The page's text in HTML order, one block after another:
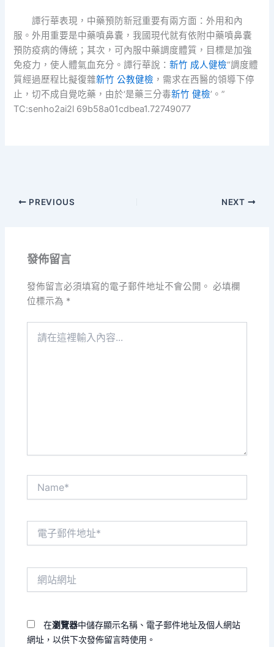
譚行華表現，中藥預防新冠重要有兩方面：外用和內
服。外用重要是中藥噴鼻囊，我國現代就有依附中藥噴鼻囊
預防疫病的傳統；其次，可內服中藥調度體質，目標是加強
免疫力，使人體氣血充分。譚行華說：新竹 成人健檢“調度體
質經過歷程比擬復雜新竹 公教健檢 ，需求在西醫的領導下停
止，切不成自覺吃藥，由於‘是藥三分毒新竹 健檢’。”
TC:senho2ai2l 69b58a01cdbea1.72749077
PREVIOUS NEXT
發佈留言
發佈留言必須填寫的電子郵件地址不會公開。 必填欄
位標示為 *
在瀏覽器中儲存顯示名稱、電子郵件地址及個人網站
網址，以供下次發佈留言時使用。